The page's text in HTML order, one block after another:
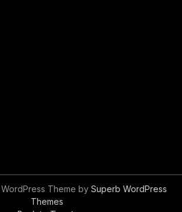
| WordPress Theme by Superb WordPress
Themes